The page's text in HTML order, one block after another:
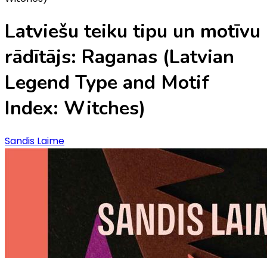
Latviešu teiku tipu un motīvu
rādītājs: Raganas (Latvian
Legend Type and Motif
Index: Witches)
Sandis Laime